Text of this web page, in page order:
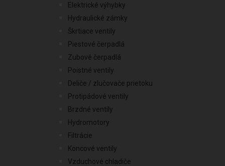
Elektrické výhybky
Hydraulické zámky
Škrtiace ventily
Piestové čerpadlá
Zubové čerpadlá
Poistné ventily
Deliče / zlučovače prietoku
Protipádové ventily
Brzdné ventily
Hydromotory
Filtrácie
Koncové ventily
Vzduchové chladiče